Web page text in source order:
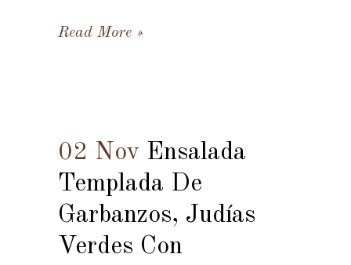
Read More
02 Nov Ensalada
Templada De
Garbanzos, Judías
Verdes Con